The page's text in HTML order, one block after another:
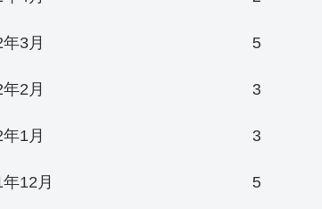
3月 5
2月 3
1月 3
12月 5